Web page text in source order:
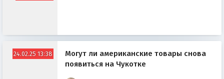
24.02.25 13:38
Могут ли американские товары снова
появиться на Чукотке